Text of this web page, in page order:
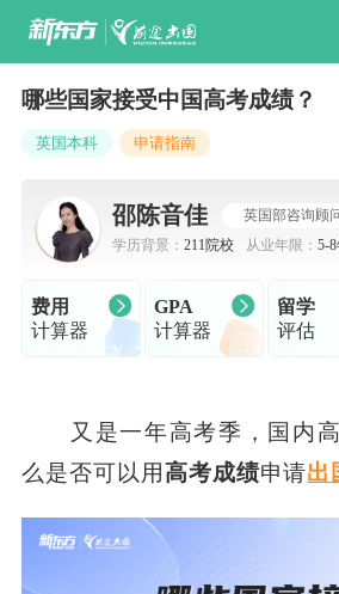
哪些国家接受中国高考成绩？
英国本科 申请指南
邵陈音佳
英国部咨询顾
学历背景： 211院校 从业年限： 5-
费用
计算器
GPA
计算器
留学
评估
又是一年高考季，国内高
么是否可以用高考成绩申请出